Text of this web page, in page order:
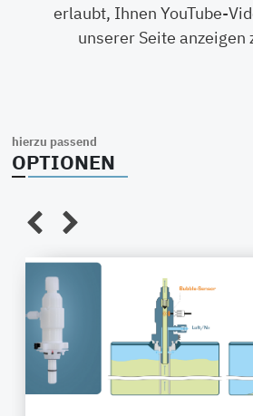
erlaubt, Ihnen YouTube-
unserer Seite anzeigen
hierzu passend
OPTIONEN